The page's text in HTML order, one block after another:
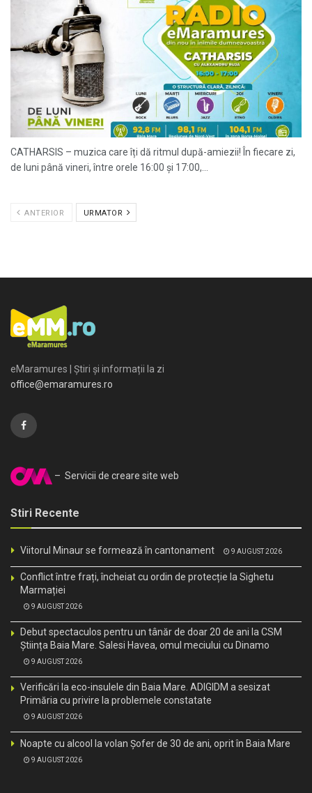
CATHARSIS – muzica care îți dă ritmul după-amiezii! În fiecare zi,
de luni până vineri, între orele 16:00 și 17:00,...
ANTERIOR URMATOR
eMaramures | Știri și informații la zi
office@emaramures.ro
– Servicii de creare site web
Stiri Recente
Viitorul Minaur se formează în cantonament 9 AUGUST 2026
Conflict între frați, încheiat cu ordin de protecție la Sighetu
Marmației
9 AUGUST 2026
Debut spectaculos pentru un tânăr de doar 20 de ani la CSM
Știința Baia Mare. Salesi Havea, omul meciului cu Dinamo
9 AUGUST 2026
Verificări la eco-insulele din Baia Mare. ADIGIDM a sesizat
Primăria cu privire la problemele constatate
9 AUGUST 2026
Noapte cu alcool la volan Șofer de 30 de ani, oprit în Baia Mare
9 AUGUST 2026